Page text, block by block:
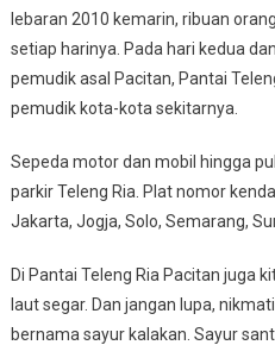
lebaran 2010 kemarin, ribuan
setiap harinya. Pada hari kedua
pemudik asal Pacitan, Pantai
pemudik kota-kota sekitarnya.
Sepeda motor dan mobil hingga
parkir Teleng Ria. Plat nomor
Jakarta, Jogja, Solo, Semarang,
Di Pantai Teleng Ria Pacitan juga
laut segar. Dan jangan lupa,
bernama sayur kalakan. Sayur